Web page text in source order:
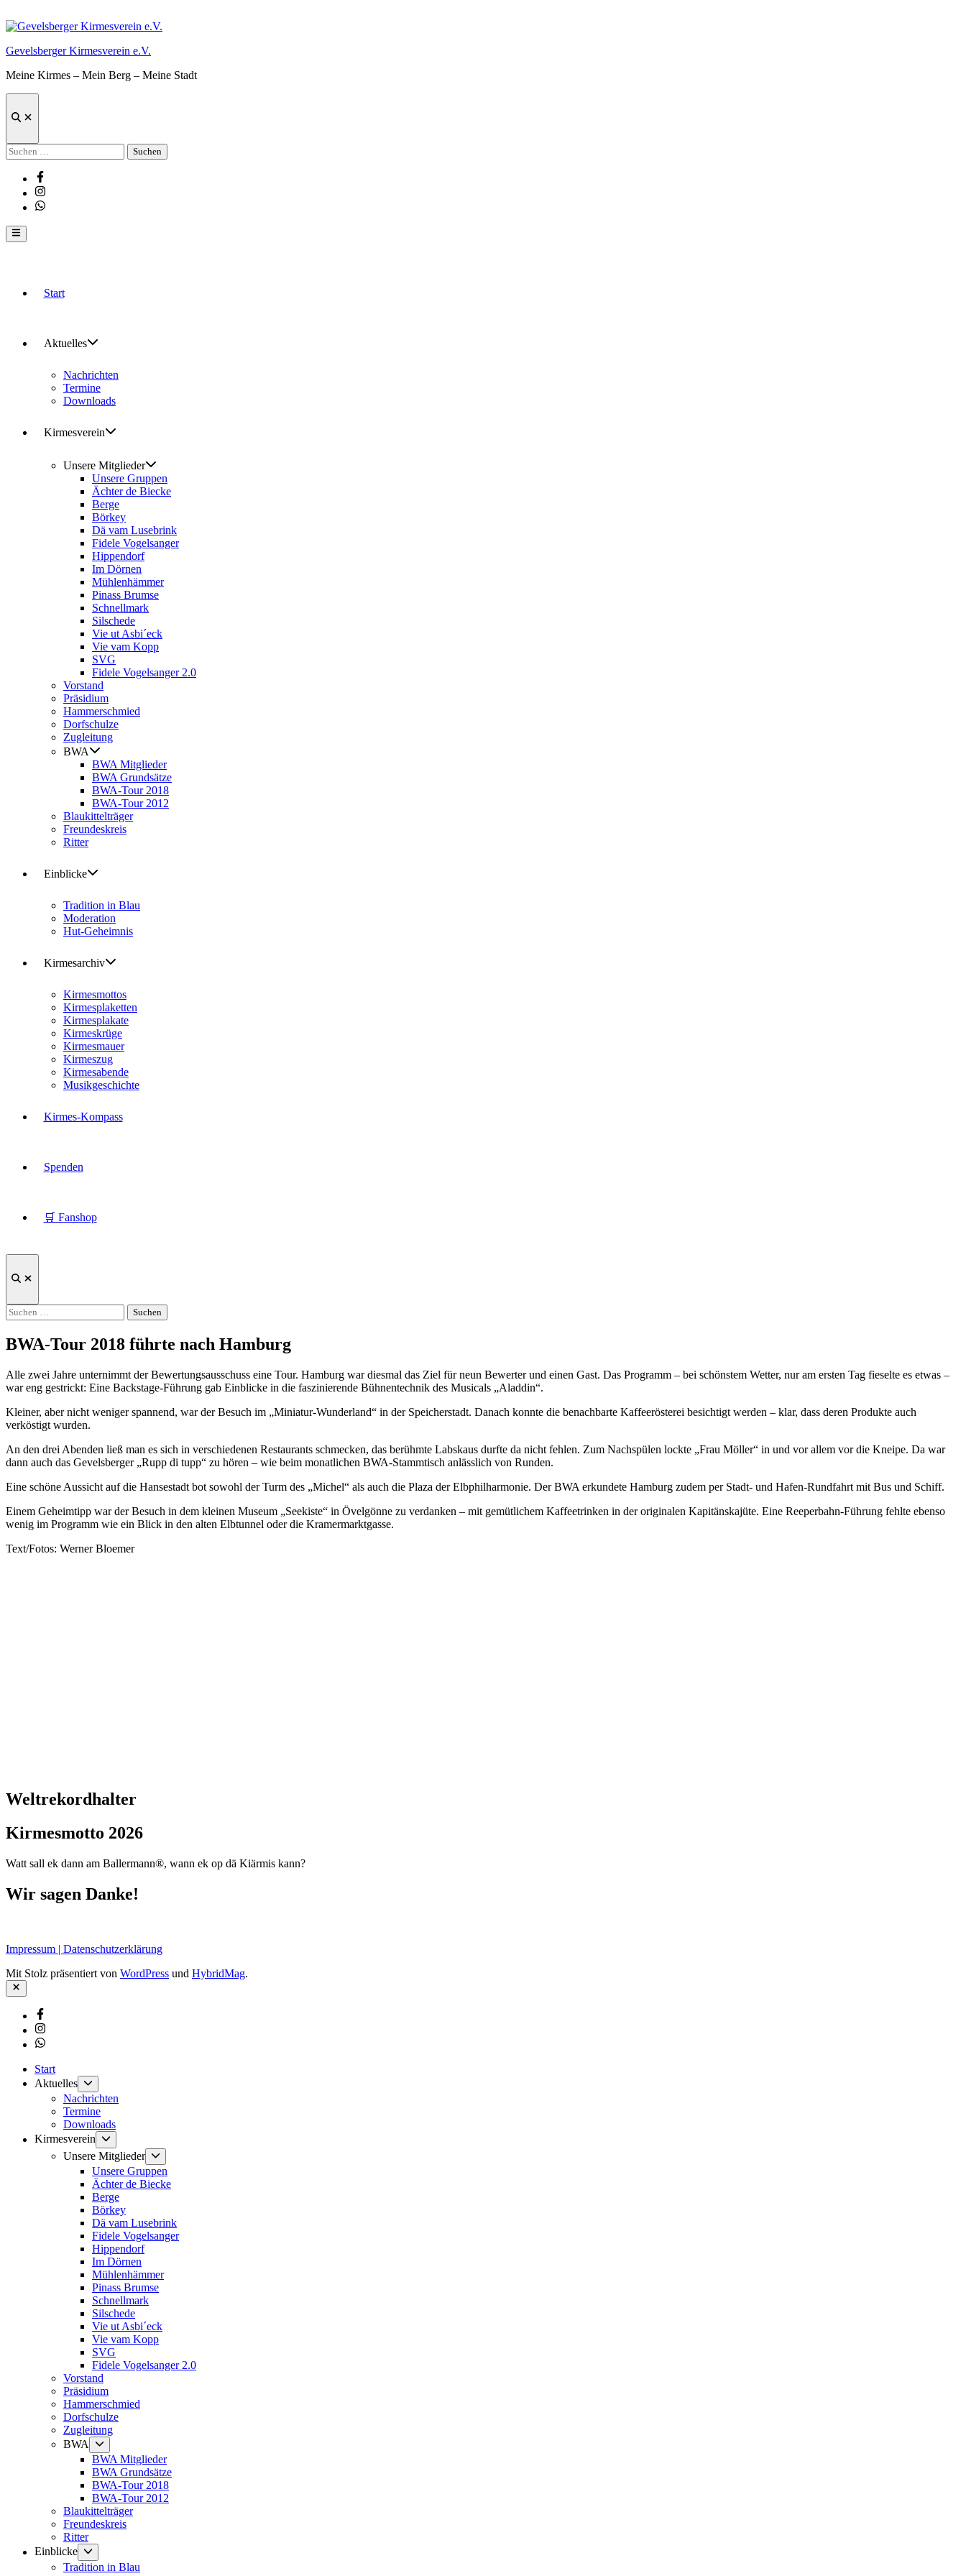
Inhalt
Gevelsberger Kirmesverein e.V.
Meine Kirmes – Mein Berg – Meine Stadt
Suche
Suchen
nach:
Facebook
Instagram
Whatsapp
Hauptmenü
Start
Aktuelles
Nachrichten
Termine
Downloads
Kirmesverein
Unsere Mitglieder
Unsere Gruppen
Ächter de Biecke
Berge
Börkey
Dä vam Lusebrink
Fidele Vogelsanger
Hippendorf
Im Dörnen
Mühlenhämmer
Pinass Brumse
Schnellmark
Silschede
Vie ut Asbi´eck
Vie vam Kopp
SVG
Fidele Vogelsanger 2.0
Vorstand
Präsidium
Hammerschmied
Dorfschulze
Zugleitung
BWA
BWA Mitglieder
BWA Grundsätze
BWA-Tour 2018
BWA-Tour 2012
Blaukittelträger
Freundeskreis
Ritter
Einblicke
Tradition in Blau
Moderation
Hut-Geheimnis
Kirmesarchiv
Kirmesmottos
Kirmesplaketten
Kirmesplakate
Kirmeskrüge
Kirmesmauer
Kirmeszug
Kirmesabende
Musikgeschichte
Kirmes-Kompass
Spenden
🛒 Fanshop
Suche
Suchen
nach:
BWA-Tour 2018 führte nach Hamburg
Alle zwei Jahre unternimmt der Bewertungsausschuss eine Tour. Hamburg war diesmal das Ziel für neun Bewerter und einen Gast. Das Programm – bei schönstem Wetter, nur am ersten Tag fieselte es etwas –
war eng gestrickt: Eine Backstage-Führung gab Einblicke in die faszinierende Bühnentechnik des Musicals „Aladdin“.
Kleiner, aber nicht weniger spannend, war der Besuch im „Miniatur-Wunderland“ in der Speicherstadt. Danach konnte die benachbarte Kaffeerösterei besichtigt werden – klar, dass deren Produkte auch
verköstigt wurden.
An den drei Abenden ließ man es sich in verschiedenen Restaurants schmecken, das berühmte Labskaus durfte da nicht fehlen. Zum Nachspülen lockte „Frau Möller“ in und vor allem vor die Kneipe. Da war
dann auch das Gevelsberger „Rupp di tupp“ zu hören – wie beim monatlichen BWA-Stammtisch anlässlich von Runden.
Eine schöne Aussicht auf die Hansestadt bot sowohl der Turm des „Michel“ als auch die Plaza der Elbphilharmonie. Der BWA erkundete Hamburg zudem per Stadt- und Hafen-Rundfahrt mit Bus und Schiff.
Einem Geheimtipp war der Besuch in dem kleinen Museum „Seekiste“ in Övelgönne zu verdanken – mit gemütlichem Kaffeetrinken in der originalen Kapitänskajüte. Eine Reeperbahn-Führung fehlte ebenso
wenig im Programm wie ein Blick in den alten Elbtunnel oder die Kramermarktgasse.
Text/Fotos: Werner Bloemer
Weltrekordhalter
Kirmesmotto 2026
Watt sall ek dann am Ballermann®, wann ek op dä Kiärmis kann?
Wir sagen Danke!
Impressum | Datenschutzerklärung
Mit Stolz präsentiert von WordPress und HybridMag.
Schließen
Facebook
Instagram
Whatsapp
Start
Aktuelles
anzeigen
Nachrichten
Termine
Downloads
Kirmesverein
Untermenü
anzeigen
Unsere Mitglieder
anzeigen
Unsere Gruppen
Ächter de Biecke
Berge
Börkey
Dä vam Lusebrink
Fidele Vogelsanger
Hippendorf
Im Dörnen
Mühlenhämmer
Pinass Brumse
Schnellmark
Silschede
Vie ut Asbi´eck
Vie vam Kopp
SVG
Fidele Vogelsanger 2.0
Vorstand
Präsidium
Hammerschmied
Dorfschulze
Zugleitung
BWA
anzeigen
BWA Mitglieder
BWA Grundsätze
BWA-Tour 2018
BWA-Tour 2012
Blaukittelträger
Freundeskreis
Ritter
Einblicke
Untermenü
anzeigen
Tradition in Blau